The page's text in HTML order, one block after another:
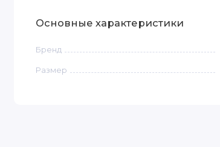
Основные характеристики
Бренд
Размер